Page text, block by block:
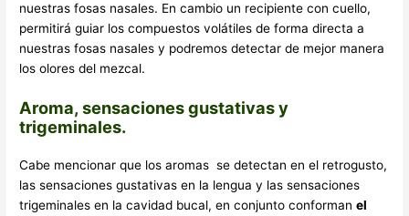
nuestras fosas nasales. En cambio un recipiente con cuello,
permitirá guiar los compuestos volátiles de forma directa a
nuestras fosas nasales y podremos detectar de mejor manera
los olores del mezcal.
Aroma, sensaciones gustativas y
trigeminales.
Cabe mencionar que los aromas se detectan en el retrogusto,
las sensaciones gustativas en la lengua y las sensaciones
trigeminales en la cavidad bucal, en conjunto conformanel